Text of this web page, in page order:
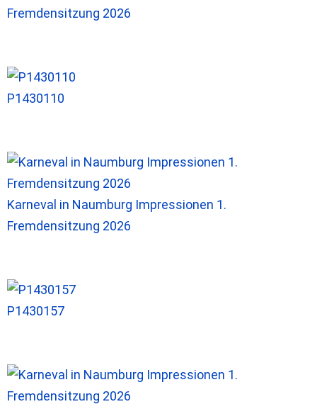
Fremdensitzung 2026
P1430110
Karneval in Naumburg Impressionen 1.
Fremdensitzung 2026
P1430157